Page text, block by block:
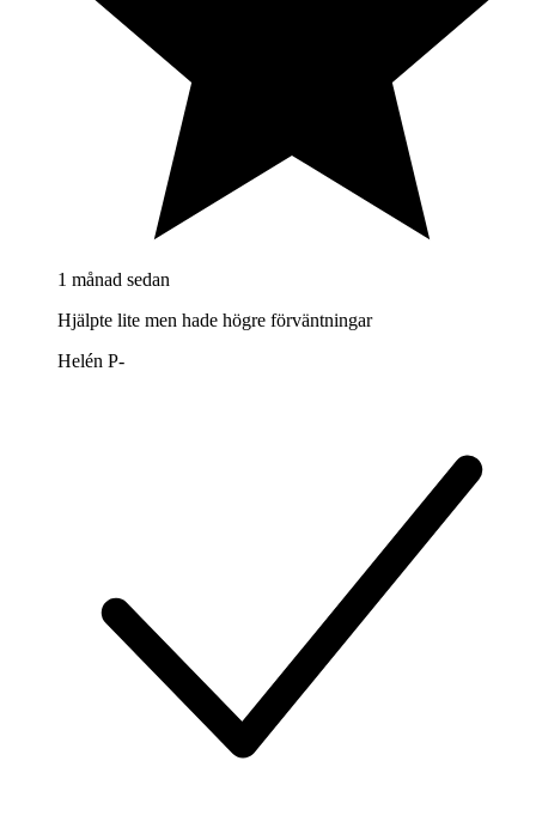
1 månad sedan
Hjälpte lite men hade högre förväntningar
Helén P-